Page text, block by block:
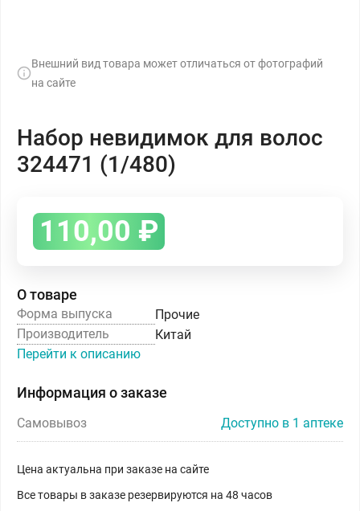
Внешний вид товара может отличаться от фотографий
на сайте
Набор невидимок для волос
324471 (1/480)
110,00 ₽
О товаре
Форма выпуска
Прочие
Производитель
Китай
Перейти к описанию
Информация о заказе
Самовывоз Доступно в 1 аптеке
Цена актуальна при заказе на сайте
Все товары в заказе резервируются на 48 часов